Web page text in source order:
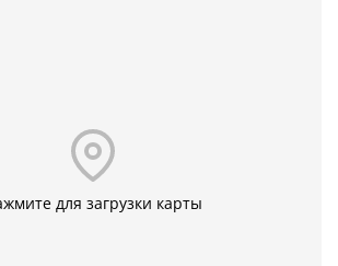
для загрузки карты